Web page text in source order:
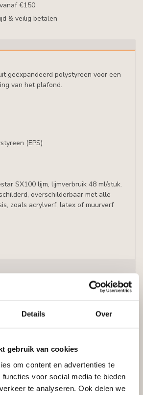
Details Over
gebruik van cookies
om content en advertenties te
functies voor social media te bieden
te analyseren. Ook delen we
€150
& veilig betalen
geëxpandeerd polystyreen voor een
van het plafond.
(EPS)
SX100 lijm, lijmverbruik 48 ml/stuk.
overschilderbaar met alle
zoals acrylverf, latex of muurverf
Lijmkoker SX100 (490 €8,95